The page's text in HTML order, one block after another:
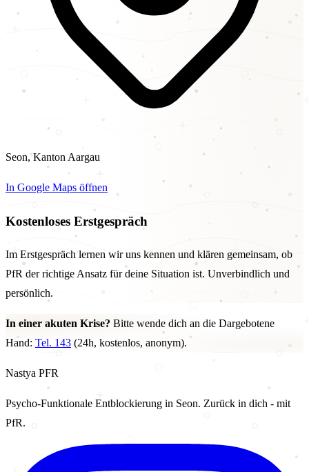
Seon, Kanton Aargau
In Google Maps öffnen
Kostenloses Erstgespräch
Im Erstgespräch lernen wir uns kennen und klären gemeinsam, ob
PfR der richtige Ansatz für deine Situation ist. Unverbindlich und
persönlich.
In einer akuten Krise? Bitte wende dich an die Dargebotene
Hand: Tel. 143 (24h, kostenlos, anonym).
Nastya PFR
Psycho-Funktionale Entblockierung in Seon. Zurück in dich - mit
PfR.